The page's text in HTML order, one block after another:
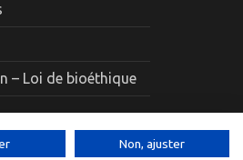
– Loi de bioéthique
Non, ajuster